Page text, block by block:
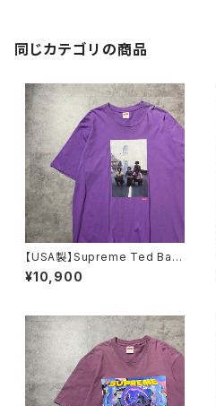
同じカテゴリの商品
【USA製】Supreme Ted Bafa
loukos “1970s Kids Photo
シュプリーム グラフィック フ
¥10,900